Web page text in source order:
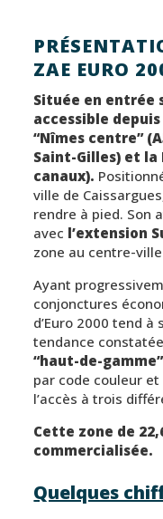
ZAE EURO
Située en entrée
accessible
“Nîmes centre”
Saint-Gilles) et la
canaux).
ville de
rendre à pied. Son
avec l’extension
zone au centre-
Ayant
conjonctures
d’Euro 2000 tend à
tendance
“haut-de-gamme”
par code couleur
l’accès à trois
Cette zone de
commercialisée.
Quelques